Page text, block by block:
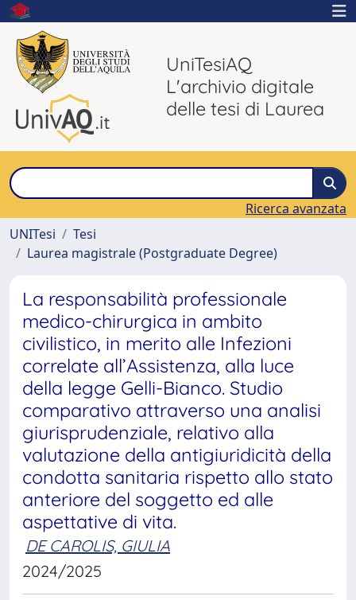
UniTesiAQ
L'archivio digitale
delle tesi di Laurea
Ricerca avanzata
UNITesi
Tesi
Laurea magistrale (Postgraduate Degree)
La responsabilità professionale
medico-chirurgica in ambito
civilistico, in merito alle Infezioni
correlate all’Assistenza, alla luce
della legge Gelli-Bianco. Studio
comparativo attraverso una analisi
giurisprudenziale, relativo alla
valutazione della antigiuridicità della
condotta sanitaria rispetto allo stato
anteriore del soggetto ed alle
aspettative di vita.
DE CAROLIS, GIULIA
2024/2025